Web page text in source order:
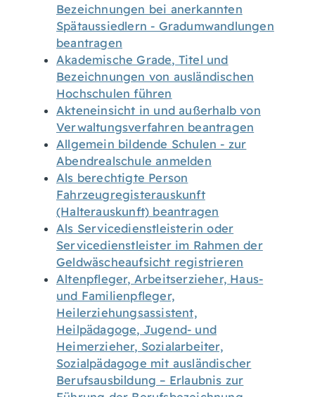
Bezeichnungen bei anerkannten
Spätaussiedlern - Gradumwandlungen
beantragen
Akademische Grade, Titel und
Bezeichnungen von ausländischen
Hochschulen führen
Akteneinsicht in und außerhalb von
Verwaltungsverfahren beantragen
Allgemein bildende Schulen - zur
Abendrealschule anmelden
Als berechtigte Person
Fahrzeugregisterauskunft
(Halterauskunft) beantragen
Als Servicedienstleisterin oder
Servicedienstleister im Rahmen der
Geldwäscheaufsicht registrieren
Altenpfleger, Arbeitserzieher, Haus-
und Familienpfleger,
Heilerziehungsassistent,
Heilpädagoge, Jugend- und
Heimerzieher, Sozialarbeiter,
Sozialpädagoge mit ausländischer
Berufsausbildung – Erlaubnis zur